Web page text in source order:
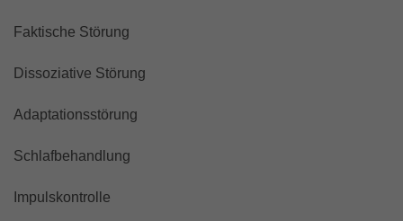
Faktische Störung
Dissoziative Störung
Adaptationsstörung
Schlafbehandlung
Impulskontrolle